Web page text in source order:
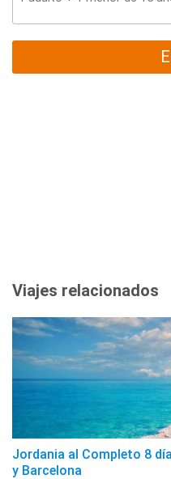
Viajes relacionados
Jordania al Completo 8
y Barcelona